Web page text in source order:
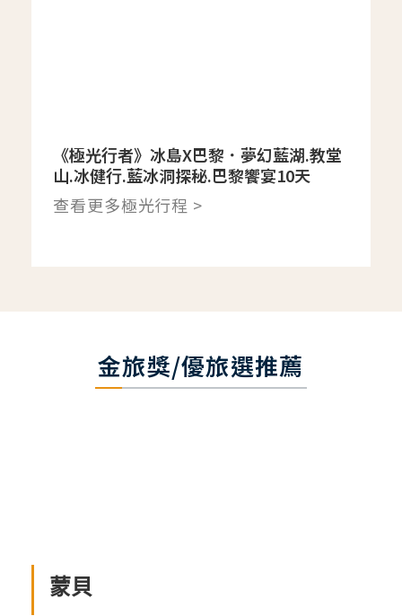
《極光行者》冰島X巴黎．夢幻藍湖.教堂
山.冰健行.藍冰洞探秘.巴黎饗宴10天
查看更多極光行程 >
金旅獎/優旅選推薦
蒙貝